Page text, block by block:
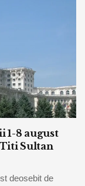
1-8 august
Sultan
deosebit de